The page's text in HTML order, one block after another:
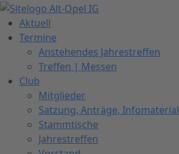
Zum
Inhalt
springen
Aktuell
Termine
Anstehendes Jahrestreffen
Treffen | Messen
Club
Mitglieder
Satzung, Anträge, Infomaterial
Stammtische
Jahrestreffen